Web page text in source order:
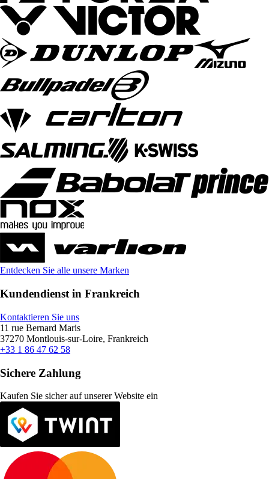
Entdecken Sie alle unsere Marken
Kundendienst in Frankreich
Kontaktieren Sie uns
11 rue Bernard Maris
37270 Montlouis-sur-Loire, Frankreich
+33 1 86 47 62 58
Sichere Zahlung
Kaufen Sie sicher auf unserer Website ein